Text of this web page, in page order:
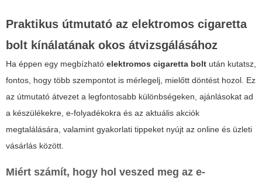
Praktikus útmutató az elektromos cigaretta
bolt kínálatának okos átvizsgálásához
Ha éppen egy megbízható elektromos cigaretta bolt után kutatsz,
fontos, hogy több szempontot is mérlegelj, mielőtt döntést hozol. Ez
az útmutató átvezet a legfontosabb különbségeken, ajánlásokat ad
a készülékekre, e-folyadékokra és az aktuális akciók
megtalálására, valamint gyakorlati tippeket nyújt az online és üzleti
vásárlás között.
Miért számít, hogy hol veszed meg az e-